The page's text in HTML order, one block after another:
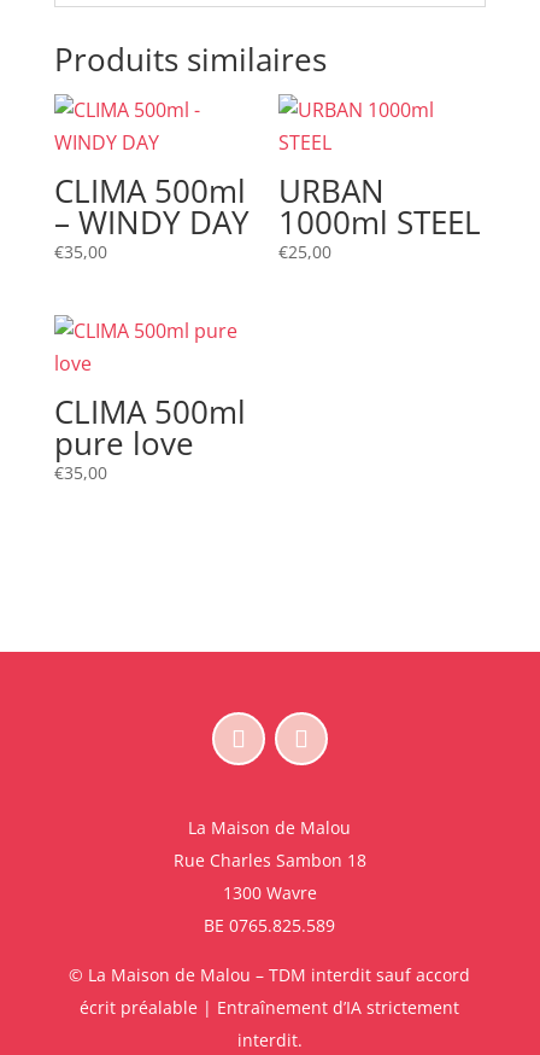
Produits similaires
CLIMA 500ml
– WINDY DAY
€35,00
URBAN
1000ml STEEL
€25,00
CLIMA 500ml
pure love
€35,00
La Maison de Malou
Rue Charles Sambon 18
1300 Wavre
BE 0765.825.589
© La Maison de Malou – TDM interdit sauf accord
écrit préalable | Entraînement d’IA strictement
interdit.